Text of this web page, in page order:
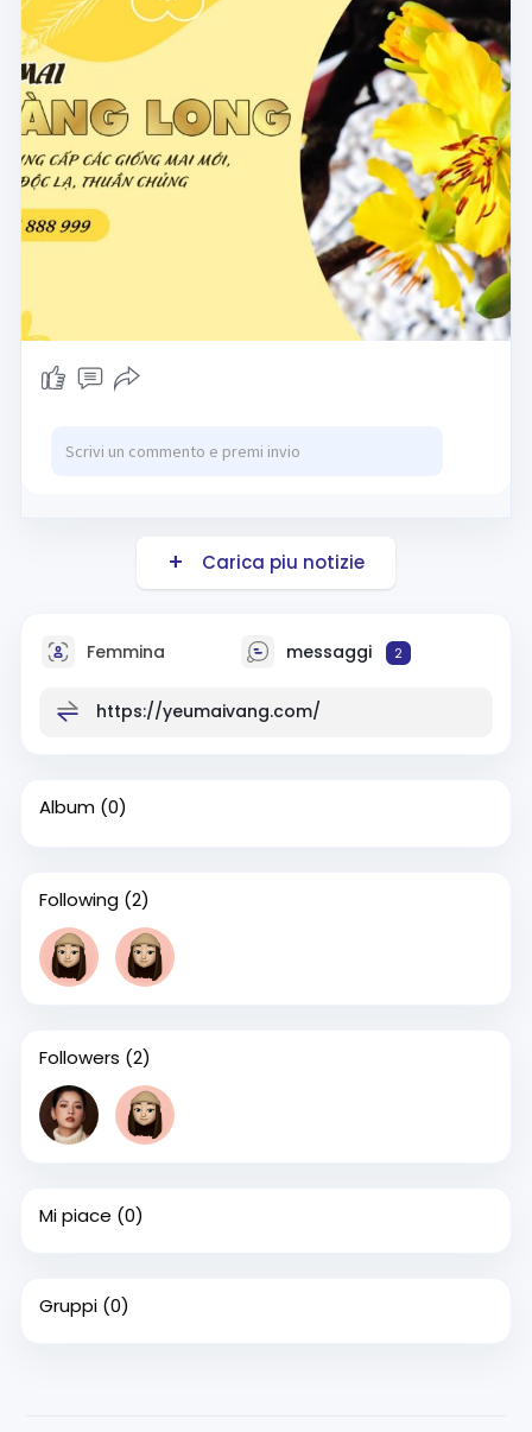
Carica piu notizie
Femmina messaggi 2
https://yeumaivang.com/
Album (0)
Following (2)
Followers (2)
Mi piace (0)
Gruppi (0)